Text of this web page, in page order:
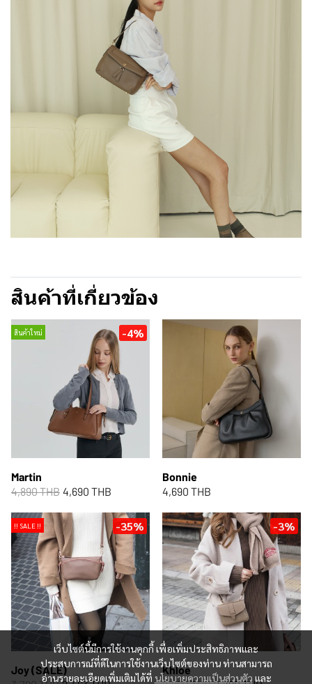
สินค้าที่เกี่ยวข้อง
สินค้าใหม่ -4%
Martin
4,890 THB 4,690 THB
Bonnie
4,690 THB
!! SALE !! -35%
Joy (SALE)
-3%
Khloe
เว็บไซต์นี้มีการใช้งานคุกกี้ เพื่อเพิ่มประสิทธิภาพและ
ประสบการณ์ที่ดีในการใช้งานเว็บไซต์ของท่าน ท่านสามารถ
อ่านรายละเอียดเพิ่มเติมได้ที่ นโยบายความเป็นส่วนตัว และ